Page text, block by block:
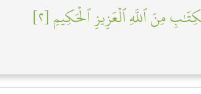
مِنَ ٱللَّهِ ٱلۡعَزِيزِ ٱلۡحَكِيمِ [٢]